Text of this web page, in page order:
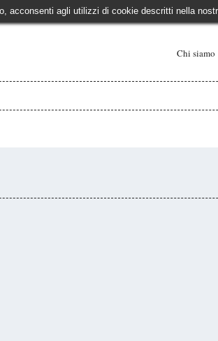
acconsenti agli utilizzi di cookie descritti nella
Chi siamo